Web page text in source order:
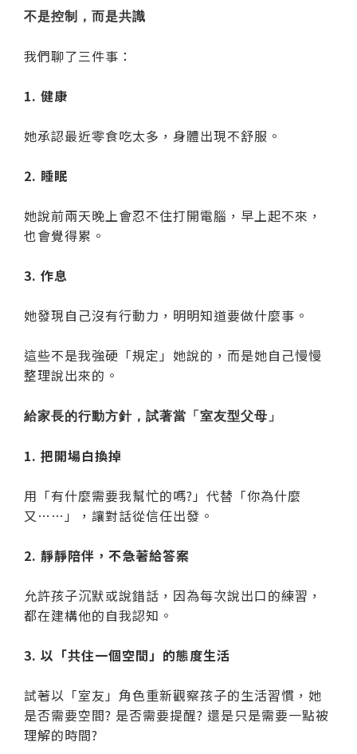
不是控制，而是共識
我們聊了三件事：
1. 健康
她承認最近零食吃太多，身體出現不舒服。
2. 睡眠
她說前兩天晚上會忍不住打開電腦，早上起不來，
也會覺得累。
3. 作息
她發現自己沒有行動力，明明知道要做什麼事。
這些不是我強硬「規定」她說的，而是她自己慢慢
整理說出來的。
給家長的行動方針，試著當「室友型父母」
1. 把開場白換掉
用「有什麼需要我幫忙的嗎?」代替「你為什麼
又……」，讓對話從信任出發。
2. 靜靜陪伴，不急著給答案
允許孩子沉默或說錯話，因為每次說出口的練習，
都在建構他的自我認知。
3. 以「共住一個空間」的態度生活
試著以「室友」角色重新觀察孩子的生活習慣，她
是否需要空間? 是否需要提醒? 還是只是需要一點被
理解的時間?